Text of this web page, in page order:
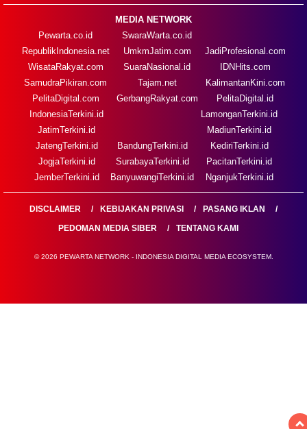
MEDIA NETWORK
Pewarta.co.id
RepublikIndonesia.net
WisataRakyat.com
SamudraPikiran.com
PelitaDigital.com
SwaraWarta.co.id
UmkmJatim.com
SuaraNasional.id
Tajam.net
GerbangRakyat.com
JadiProfesional.com
IDNHits.com
KalimantanKini.com
PelitaDigital.id
IndonesiaTerkini.id
JatimTerkini.id
JatengTerkini.id
JogjaTerkini.id
JemberTerkini.id
BandungTerkini.id
SurabayaTerkini.id
BanyuwangiTerkini.id
LamonganTerkini.id
MadiunTerkini.id
KediriTerkini.id
PacitanTerkini.id
NganjukTerkini.id
DISCLAIMER KEBIJAKAN PRIVASI
PASANG IKLAN
PEDOMAN MEDIA SIBER
TENTANG KAMI
© 2026 PEWARTA NETWORK - INDONESIA DIGITAL MEDIA ECOSYSTEM.